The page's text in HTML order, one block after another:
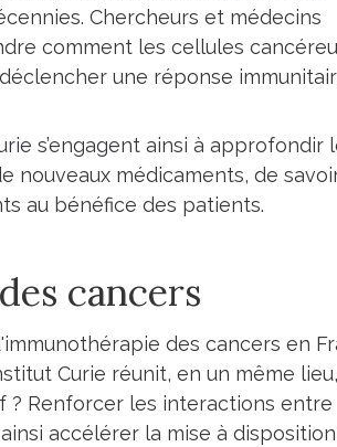
Chercheurs et médecins
comment les cellules
une réponse
s’engagent ainsi à approfondir
nouveaux médicaments, de
au bénéfice des patients.
cancers
des cancers en
Curie réunit, en un même lieu,
? Renforcer les interactions entre
accélérer la mise à